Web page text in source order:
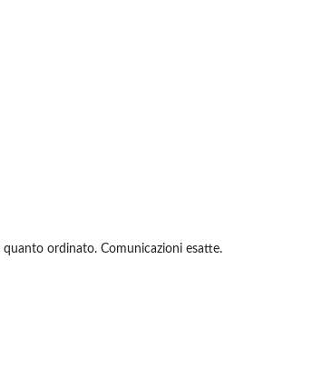
ordinato. Comunicazioni esatte.